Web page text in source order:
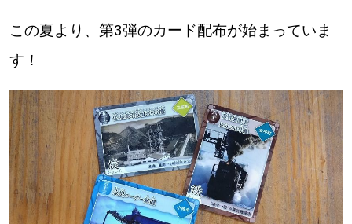
この夏より、第3弾のカード配布が始まっていま
す！